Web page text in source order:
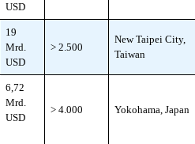
USD
19
Mrd.
USD
> 2.500
New Taipei City,
Taiwan
6,72
Mrd.
USD
> 4.000 Yokohama, Japan